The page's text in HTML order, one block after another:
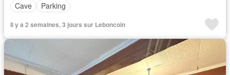
Cave
Parking
Il y a 2 semaines, 3 jours sur Leboncoin